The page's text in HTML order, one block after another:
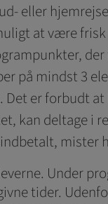
eller
at være
på mindst 3
Det er forbudt
kan deltage i
mister
Under
tider.